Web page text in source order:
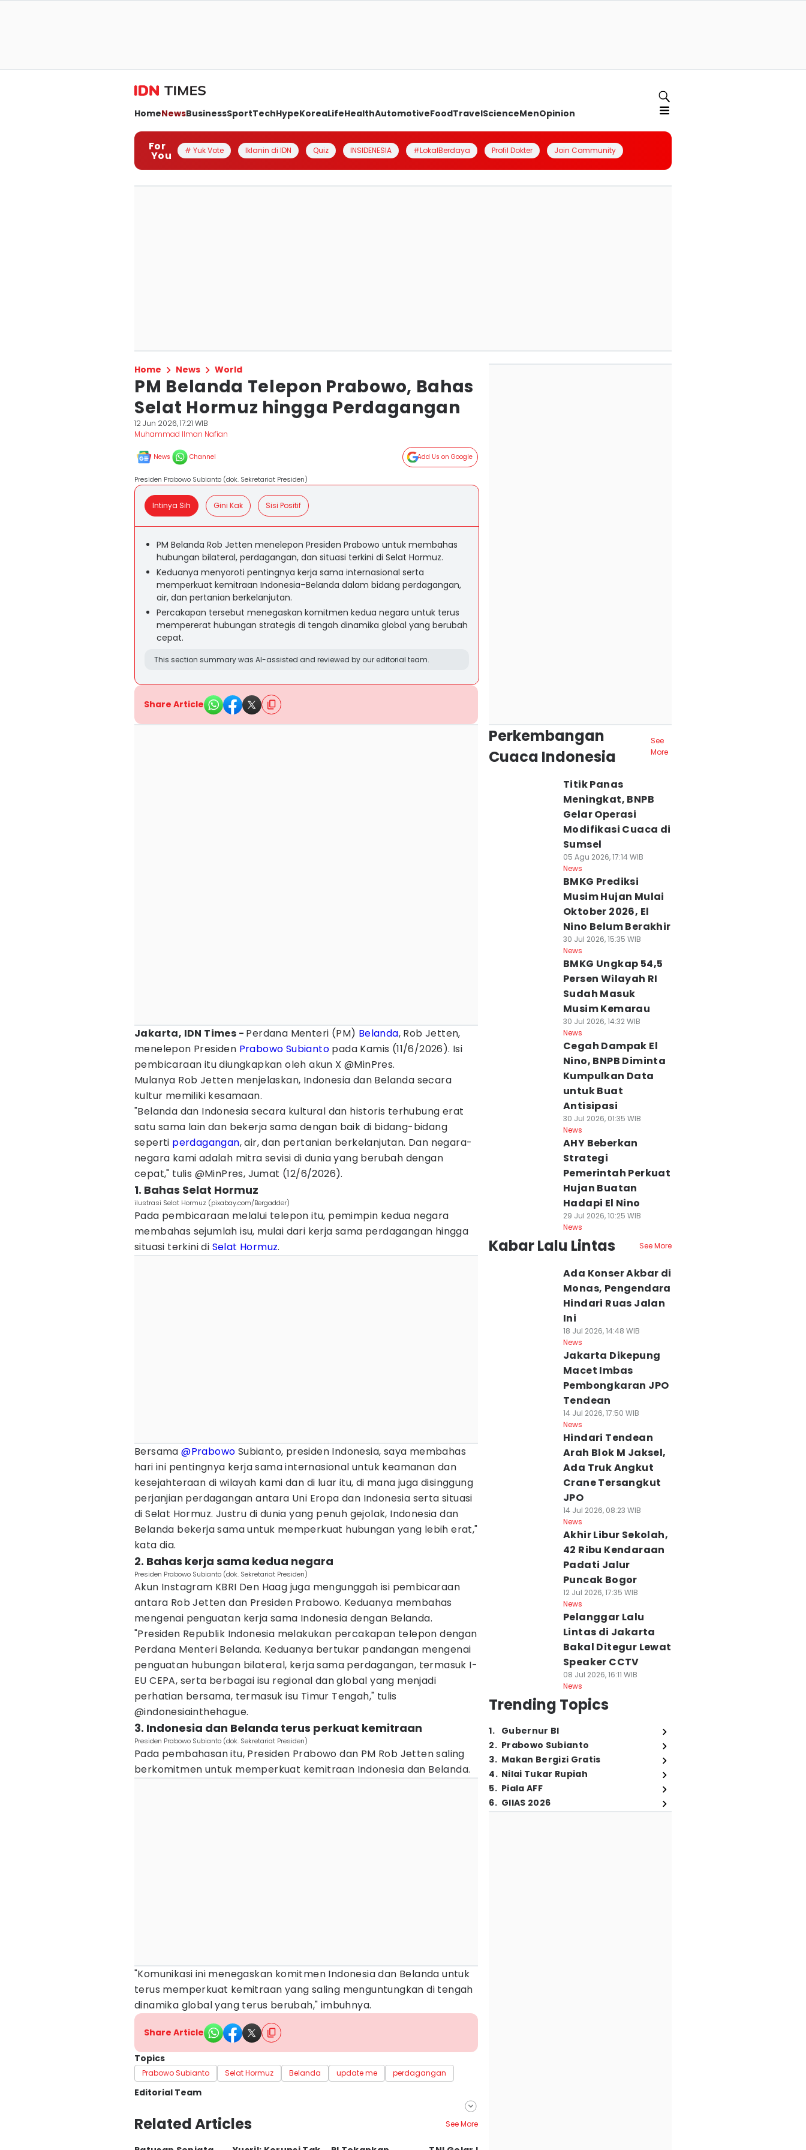
HomeNewsBusinessSportTechHypeKoreaLifeHealthAutomotiveFoodTravelScienceMenOpinion
For
You # Yuk Vote Iklanin di IDN Quiz INSIDENESIA #LokalBerdaya Profil Dokter Join Community
Home News World
PM Belanda Telepon Prabowo, Bahas
Selat Hormuz hingga Perdagangan
12 Jun 2026, 17:21 WIB
Muhammad Ilman Nafian
News Channel Add Us on Google
Presiden Prabowo Subianto (dok. Sekretariat Presiden)
Intinya Sih Gini Kak Sisi Positif
PM Belanda Rob Jetten menelepon Presiden Prabowo untuk membahas
hubungan bilateral, perdagangan, dan situasi terkini di Selat Hormuz.
Keduanya menyoroti pentingnya kerja sama internasional serta
memperkuat kemitraan Indonesia–Belanda dalam bidang perdagangan,
air, dan pertanian berkelanjutan.
Percakapan tersebut menegaskan komitmen kedua negara untuk terus
mempererat hubungan strategis di tengah dinamika global yang berubah
cepat.
This section summary was AI-assisted and reviewed by our editorial team.
Share Article
Jakarta, IDN Times - Perdana Menteri (PM) Belanda, Rob Jetten,
menelepon Presiden Prabowo Subianto pada Kamis (11/6/2026). Isi
pembicaraan itu diungkapkan oleh akun X @MinPres.
Mulanya Rob Jetten menjelaskan, Indonesia dan Belanda secara
kultur memiliki kesamaan.
"Belanda dan Indonesia secara kultural dan historis terhubung erat
satu sama lain dan bekerja sama dengan baik di bidang-bidang
seperti perdagangan, air, dan pertanian berkelanjutan. Dan negara-
negara kami adalah mitra sevisi di dunia yang berubah dengan
cepat," tulis @MinPres, Jumat (12/6/2026).
1. Bahas Selat Hormuz
ilustrasi Selat Hormuz (pixabay.com/Bergadder)
Pada pembicaraan melalui telepon itu, pemimpin kedua negara
membahas sejumlah isu, mulai dari kerja sama perdagangan hingga
situasi terkini di Selat Hormuz.
Bersama@Prabowo Subianto, presiden Indonesia, saya membahas
hari ini pentingnya kerja sama internasional untuk keamanan dan
kesejahteraan di wilayah kami dan di luar itu, di mana juga disinggung
perjanjian perdagangan antara Uni Eropa dan Indonesia serta situasi
di Selat Hormuz. Justru di dunia yang penuh gejolak, Indonesia dan
Belanda bekerja sama untuk memperkuat hubungan yang lebih erat,"
kata dia.
2. Bahas kerja sama kedua negara
Presiden Prabowo Subianto (dok. Sekretariat Presiden)
Akun Instagram KBRI Den Haag juga mengunggah isi pembicaraan
antara Rob Jetten dan Presiden Prabowo. Keduanya membahas
mengenai penguatan kerja sama Indonesia dengan Belanda.
"Presiden Republik Indonesia melakukan percakapan telepon dengan
Perdana Menteri Belanda. Keduanya bertukar pandangan mengenai
penguatan hubungan bilateral, kerja sama perdagangan, termasuk I-
EU CEPA, serta berbagai isu regional dan global yang menjadi
perhatian bersama, termasuk isu Timur Tengah," tulis
@indonesiainthehague.
3. Indonesia dan Belanda terus perkuat kemitraan
Presiden Prabowo Subianto (dok. Sekretariat Presiden)
Pada pembahasan itu, Presiden Prabowo dan PM Rob Jetten saling
berkomitmen untuk memperkuat kemitraan Indonesia dan Belanda.
"Komunikasi ini menegaskan komitmen Indonesia dan Belanda untuk
terus memperkuat kemitraan yang saling menguntungkan di tengah
dinamika global yang terus berubah," imbuhnya.
Share Article
Topics
Prabowo Subianto Selat Hormuz Belanda update me perdagangan
Editorial Team
Editor
Sunariyah Sunariyah
Related Articles See More
Perkembangan
Cuaca Indonesia
See
More
Titik Panas
Meningkat, BNPB
Gelar Operasi
Modifikasi Cuaca di
Sumsel
05 Agu 2026, 17:14 WIB
News
BMKG Prediksi
Musim Hujan Mulai
Oktober 2026, El
Nino Belum Berakhir
30 Jul 2026, 15:35 WIB
News
BMKG Ungkap 54,5
Persen Wilayah RI
Sudah Masuk
Musim Kemarau
30 Jul 2026, 14:32 WIB
News
Cegah Dampak El
Nino, BNPB Diminta
Kumpulkan Data
untuk Buat
Antisipasi
30 Jul 2026, 01:35 WIB
News
AHY Beberkan
Strategi
Pemerintah Perkuat
Hujan Buatan
Hadapi El Nino
29 Jul 2026, 10:25 WIB
News
Kabar Lalu Lintas See More
Ada Konser Akbar di
Monas, Pengendara
Hindari Ruas Jalan
Ini
18 Jul 2026, 14:48 WIB
News
Jakarta Dikepung
Macet Imbas
Pembongkaran JPO
Tendean
14 Jul 2026, 17:50 WIB
News
Hindari Tendean
Arah Blok M Jaksel,
Ada Truk Angkut
Crane Tersangkut
JPO
14 Jul 2026, 08:23 WIB
News
Akhir Libur Sekolah,
42 Ribu Kendaraan
Padati Jalur
Puncak Bogor
12 Jul 2026, 17:35 WIB
News
Pelanggar Lalu
Lintas di Jakarta
Bakal Ditegur Lewat
Speaker CCTV
08 Jul 2026, 16:11 WIB
News
Trending Topics
1. Gubernur BI
2. Prabowo Subianto
3. Makan Bergizi Gratis
4. Nilai Tukar Rupiah
5. Piala AFF
6. GIIAS 2026